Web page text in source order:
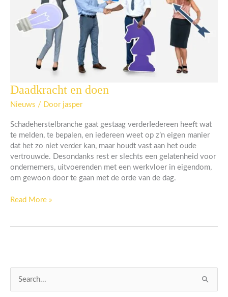
Daadkracht en doen
Nieuws / Door jasper
Schadeherstelbranche gaat gestaag verderIedereen heeft wat
te melden, te bepalen, en iedereen weet op z’n eigen manier
dat het zo niet verder kan, maar houdt vast aan het oude
vertrouwde. Desondanks rest er slechts een gelatenheid voor
ondernemers, uitvoerenden met een werkvloer in eigendom,
om gewoon door te gaan met de orde van de dag.
Daadkracht
doen
Read More »